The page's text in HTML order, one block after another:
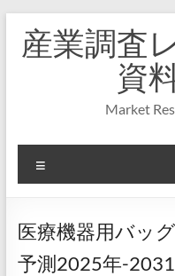
キ
プ
産業調査
資
Market
ニ
ー
医療機器用バッ
予測2025年-